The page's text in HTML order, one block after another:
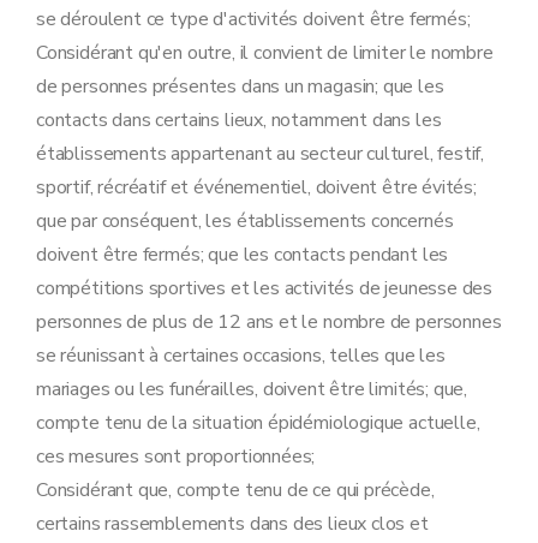
se déroulent ce type d'activités doivent être fermés;
Considérant qu'en outre, il convient de limiter le nombre
de personnes présentes dans un magasin; que les
contacts dans certains lieux, notamment dans les
établissements appartenant au secteur culturel, festif,
sportif, récréatif et événementiel, doivent être évités;
que par conséquent, les établissements concernés
doivent être fermés; que les contacts pendant les
compétitions sportives et les activités de jeunesse des
personnes de plus de 12 ans et le nombre de personnes
se réunissant à certaines occasions, telles que les
mariages ou les funérailles, doivent être limités; que,
compte tenu de la situation épidémiologique actuelle,
ces mesures sont proportionnées;
Considérant que, compte tenu de ce qui précède,
certains rassemblements dans des lieux clos et